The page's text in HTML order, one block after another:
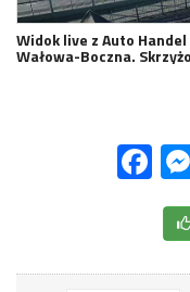
Widok live z Auto
Wałowa-Boczna.